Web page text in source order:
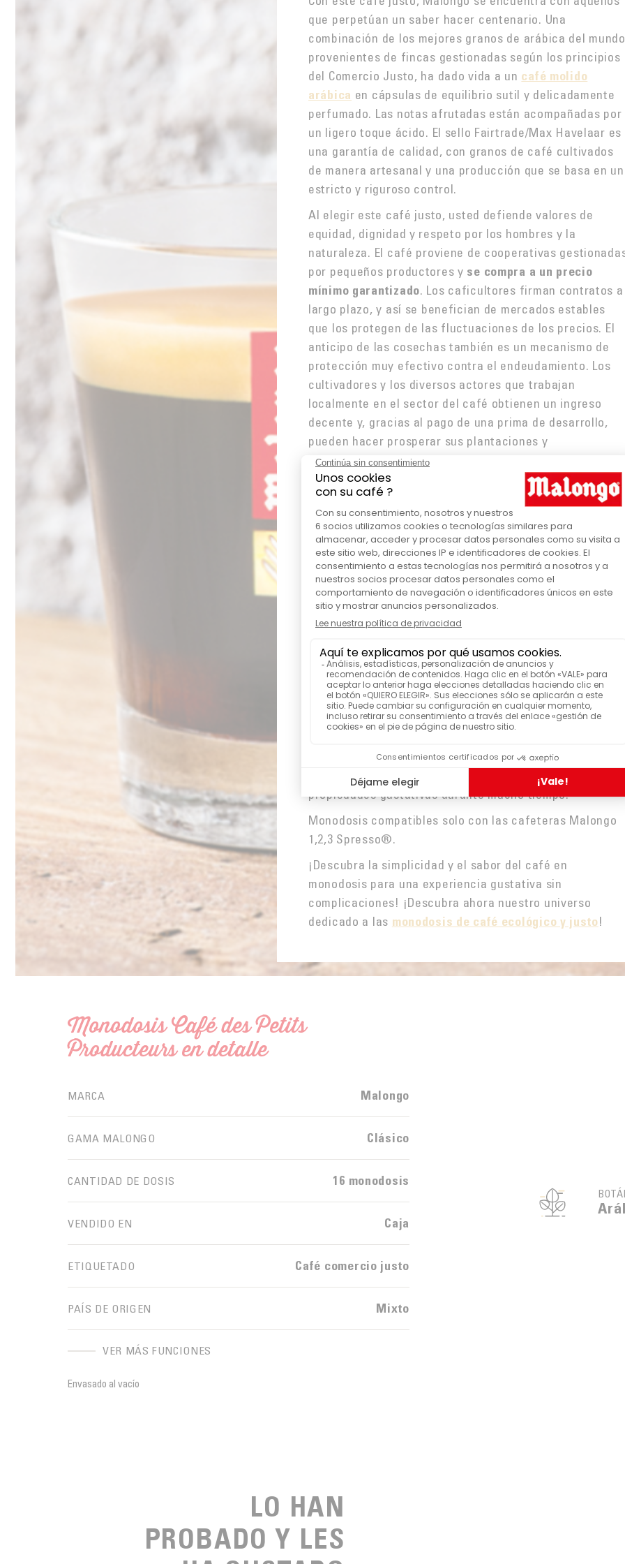
que perpetúan un saber hacer centenario. Una
combinación de los mejores granos de arábica del
provenientes de fincas gestionadas según los principios
del Comercio Justo, ha dado vida a un café molido
arábica en cápsulas de equilibrio sutil y delicadamente
perfumado. Las notas afrutadas están acompañadas por
un ligero toque ácido. El sello Fairtrade/Max Havelaar es
una garantía de calidad, con granos de café cultivados
de manera artesanal y una producción que se basa en un
estricto y riguroso control.
Al elegir este café justo, usted defiende valores de
equidad, dignidad y respeto por los hombres y la
naturaleza. El café proviene de cooperativas
por pequeños productores y se compra a un precio
mínimo garantizado. Los caficultores firman contratos a
largo plazo, y así se benefician de mercados estables
que los protegen de las fluctuaciones de los precios. El
anticipo de las cosechas también es un mecanismo de
protección muy efectivo contra el endeudamiento. Los
cultivadores y los diversos actores que trabajan
localmente en el sector del café obtienen un ingreso
decente y, gracias al pago de una prima de desarrollo,
pueden hacer prosperar sus plantaciones y
explotaciones, asegurar el futuro de sus familias e hijos
o contribuir directamente a la actividad local. La
Fairtrade Max Havelaar les
ofrece garantías
económicas, sociales y medioambientales, así como
autonomía . El consumidor está asegurado de disfrutar
un café ético y transparente.
La naturaleza nos ha confiado los cafetos, y los hombres
han dado origen al café. Con el café de los Pequeños
Productores, cada taza se convierte en un acto de
universal. Más allá de su sabor inimitable, este
afrutadonos une en torno a una visión solidaria y
responsable. Con un contenido medio de cafeína, el café
de los pequeños productores puede ser consumido
durante la tarde.
El envasado al vacío y en cápsulas le permite disfrutar
café de excelente calidad
, que conserva todas sus
propiedades gustativas durante mucho tiempo.
Monodosis compatibles solo con las cafeteras Malongo
1,2,3 Spresso®.
¡Descubra la simplicidad y el sabor del café en
monodosis para una experiencia gustativa sin
complicaciones! ¡Descubra ahora nuestro universo
dedicado a las monodosis de café ecológico y justo!
Monodosis Café des Petits
Producteurs en detalle
MARCA Malongo
GAMA MALONGO Clásico
CANTIDAD DE DOSIS 16 monodosis
VENDIDO EN Caja
ETIQUETADO Café comercio justo
PAÍS DE ORIGEN Mixto
VER MÁS FUNCIONES
Envasado al vacío
LO HAN
PROBADO Y LES